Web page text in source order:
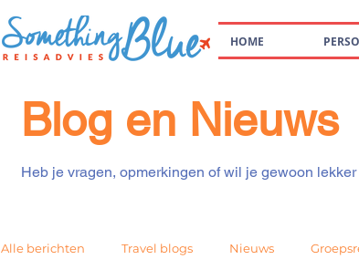
HOME
Blog en Nieuws
Heb je vragen, opmerkingen of wil je gewoon
Alle berichten Travel blogs Nieuws